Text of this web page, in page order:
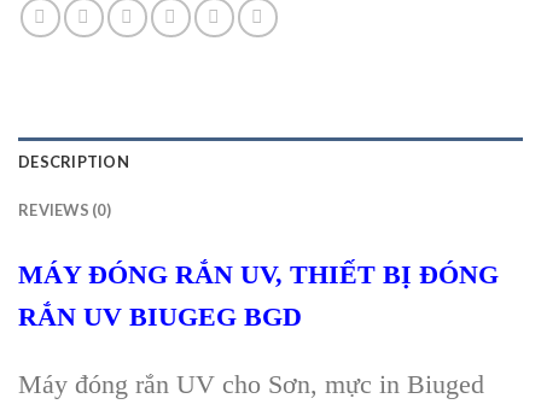
DESCRIPTION
REVIEWS (0)
MÁY ĐÓNG RẮN UV, THIẾT BỊ ĐÓNG
RẮN UV BIUGEG BGD
Máy đóng rắn UV cho Sơn, mực in Biuged